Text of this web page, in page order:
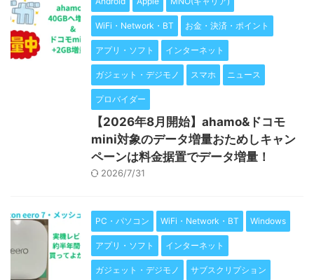
WiFi・Network・BT お金・決済・ポイント
アプリ・ソフト インターネット
ガジェット・デジモノ スマホ ニュース
プロバイダー
【2026年8月開始】ahamo&ドコモ
mini対象のデータ増量おためしキャン
ペーンは料金据置でデータ増量！
2026/7/31
PC・パソコン WiFi・Network・BT Windows
アプリ・ソフト インターネット
ガジェット・デジモノ サブスクリプション